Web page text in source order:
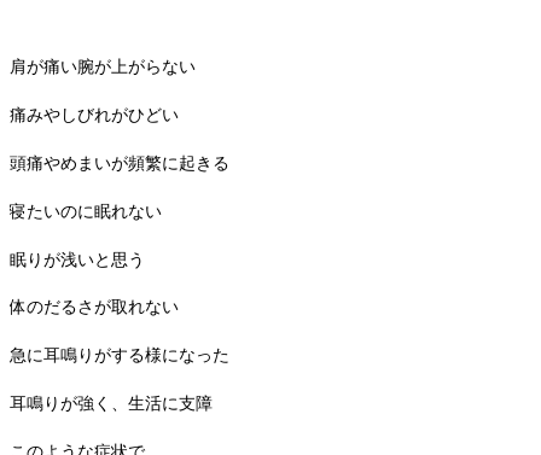
肩が痛い腕が上がらない
痛みやしびれがひどい
頭痛やめまいが頻繁に起きる
寝たいのに眠れない
眠りが浅いと思う
体のだるさが取れない
急に耳鳴りがする様になった
耳鳴りが強く、生活に支障